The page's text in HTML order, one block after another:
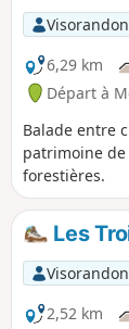
6,29 km
Départ à
Balade entre
patrimoine de
forestières.
Les
2,52 km